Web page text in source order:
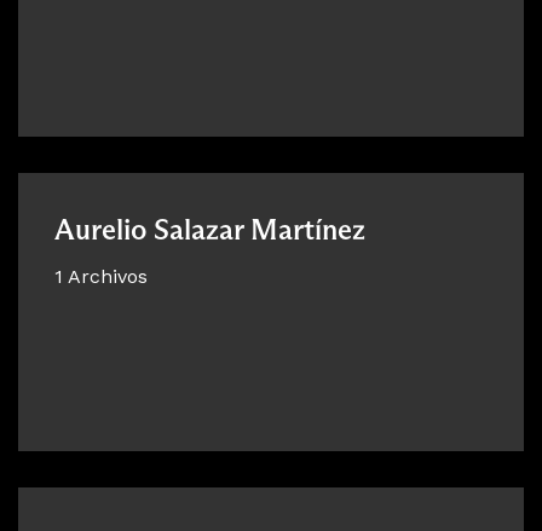
Aurelio Salazar Martínez
1 Archivos